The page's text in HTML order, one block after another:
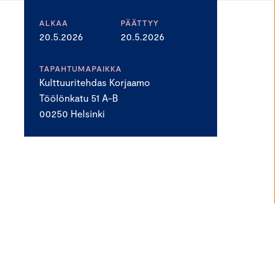
ALKAA
20.5.2026
PÄÄTTYY
20.5.2026
TAPAHTUMAPAIKKA
Kulttuuritehdas Korjaamo
Töölönkatu 51 A-B
00250 Helsinki